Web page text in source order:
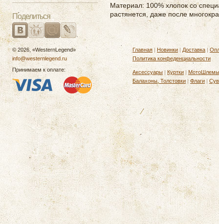
Поделиться
Материал: 100% хлопок со
растянется, даже после
© 2026, «WesternLegend»
info@westernlegend.ru
Принимаем к оплате:
Главная | Новинки | Доставка |
Политика конфеденциальности
Аксессуары | Куртки | МотоШлемы
Балахоны, Толстовки |Флаги |